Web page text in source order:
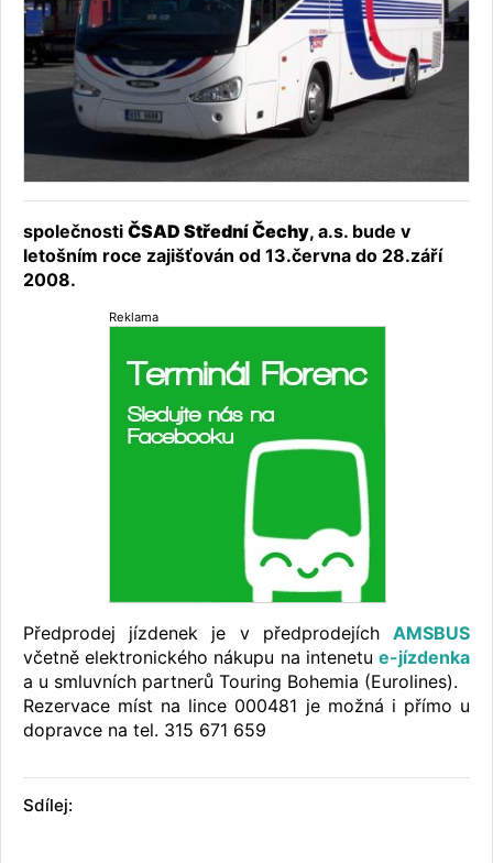
společnosti ČSAD Střední Čechy, a.s. bude v
letošním roce zajišťován od 13.června do 28.září
2008.
Reklama
Předprodej jízdenek je v předprodejích AMSBUS
včetně elektronického nákupu na intenetu e-jízdenka
a u smluvních partnerů Touring Bohemia (Eurolines).
Rezervace míst na lince 000481 je možná i přímo u
dopravce na tel. 315 671 659
Sdílej: